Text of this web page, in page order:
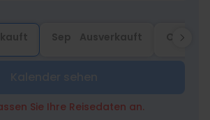
Okt
Sie Ihre Reisedaten an.